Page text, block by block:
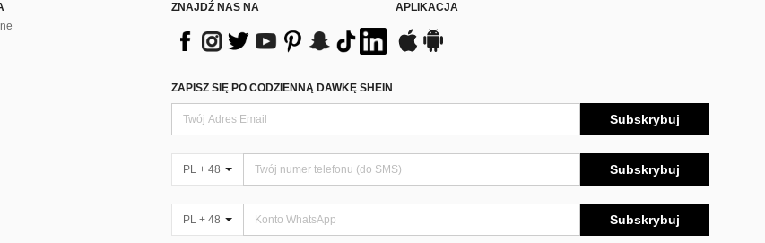
ZNAJDŹ NAS NA APLIKACJA
ZAPISZ SIĘ PO CODZIENNĄ DAWKĘ SHEIN
Subskrybuj
PL + 48 Subskrybuj
PL + 48 Subskrybuj